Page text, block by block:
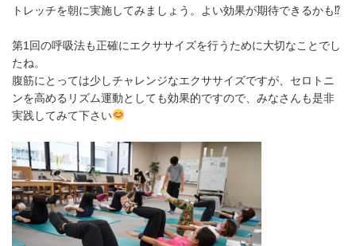
トレッチを朝に実施してみましょう。よい効果が期待できるかも⁉︎
第1回の呼吸法も正確にエクササイズを行うために大切なことでし
たね。
腹筋にとっては少しチャレンジなエクササイズですが、セロトニ
ンを高めるリズム運動としても効果的ですので、みなさんも是非
実践してみて下さい